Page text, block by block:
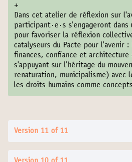
+
Dans cet atelier de réflexion sur
participant·e·s s'engageront
pour favoriser la réflexion
catalyseurs du Pacte pour l'avenir :
finances, confiance et architecture
s'appuyant sur l'héritage du
renaturation, municipalisme) avec
les droits humains comme
Version 11 of 11